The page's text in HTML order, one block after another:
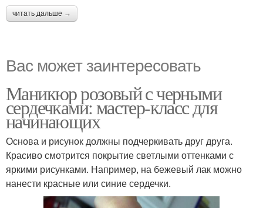
читать дальше →
Вас может заинтересовать
Маникюр розовый с черными
сердечками: мастер-класс для
начинающих
Основа и рисунок должны подчеркивать друг друга.
Красиво смотрится покрытие светлыми оттенками с
яркими рисунками. Например, на бежевый лак можно
нанести красные или синие сердечки.